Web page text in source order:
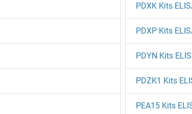
PDXK Kits
PDXP Kits
PDYN Kits
PDZK1 Kits
PEA15 Kits